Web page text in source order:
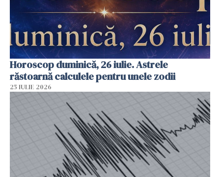
Horoscop duminică, 26 iulie. Astrele
răstoarnă calculele pentru unele zodii
25 IULIE 2026